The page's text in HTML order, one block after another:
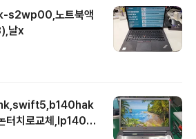
노트북액
날x
터치로교체,lp140w